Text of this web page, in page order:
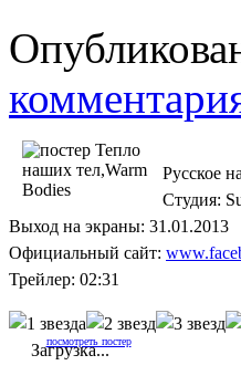
Русское
Студия:
Выход на экраны: 31.01.2013
Официальный сайт:
Трейлер: 02:31
Загрузка...
посмотреть постер